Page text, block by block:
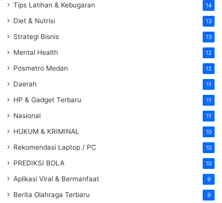
Tips Latihan & Kebugaran 14
Diet & Nutrisi 13
Strategi Bisnis 13
Mental Health 12
Posmetro Medan 12
Daerah 11
HP & Gadget Terbaru 11
Nasional 11
HUKUM & KRIMINAL 10
Rekomendasi Laptop / PC 10
PREDIKSI BOLA 10
Aplikasi Viral & Bermanfaat 9
Berita Olahraga Terbaru 9